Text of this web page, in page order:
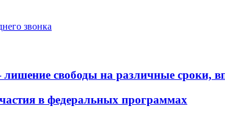
звонка
свободы на различные сроки,
в федеральных программах